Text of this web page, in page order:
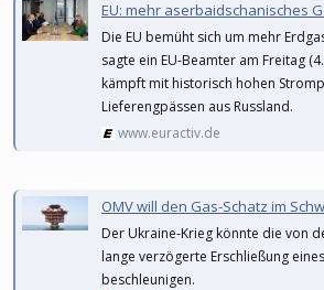
EU: mehr aserbaidschanisches Gas inmitten von
Die EU bemüht sich um mehr
sagte ein EU-Beamter am Freitag
kämpft mit historisch hohen
Lieferengpässen aus Russland.
www.euractiv.de
OMV will den Gas-Schatz im
Der Ukraine-Krieg könnte die von
lange verzögerte Erschließung
beschleunigen.